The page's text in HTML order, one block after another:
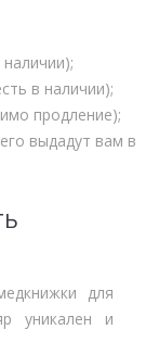
в наличии);
продление);
выдадут вам в
для
уникален и